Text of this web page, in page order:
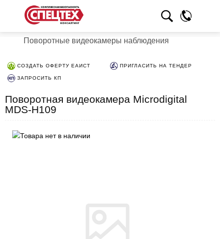
Поворотные видеокамеры наблюдения
СОЗДАТЬ ОФЕРТУ ЕАИСТ ПРИГЛАСИТЬ НА ТЕНДЕР
ЗАПРОСИТЬ КП
Поворотная видеокамера Microdigital
MDS-H109